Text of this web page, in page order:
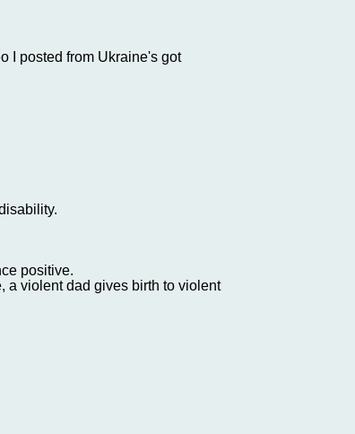
I posted from Ukraine's got
positive.
a violent dad gives birth to violent